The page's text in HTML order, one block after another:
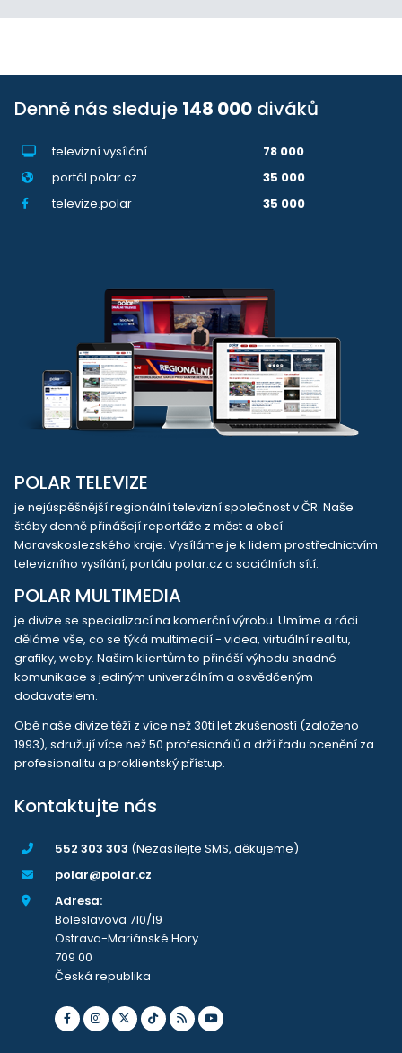
Denně nás sleduje 148 000 diváků
televizní vysílání
78 000
portál polar.cz
35 000
televize.polar
35 000
POLAR TELEVIZE
je nejúspěšnější regionální televizní společnost v ČR. Naše
štáby denně přinášejí reportáže z měst a obcí
Moravskoslezského kraje. Vysíláme je k lidem prostřednictvím
televizního vysílání, portálu polar.cz a sociálních sítí.
POLAR MULTIMEDIA
je divize se specializací na komerční výrobu. Umíme a rádi
děláme vše, co se týká multimedií - videa, virtuální realitu,
grafiky, weby. Našim klientům to přináší výhodu snadné
komunikace s jediným univerzálním a osvědčeným
dodavatelem.
Obě naše divize těží z více než 30ti let zkušeností (založeno
1993), sdružují více než 50 profesionálů a drží řadu ocenění za
profesionalitu a proklientský přístup.
Kontaktujte nás
552 303 303 (Nezasílejte SMS, děkujeme)
polar@polar.cz
Adresa:
Boleslavova 710/19
Ostrava-Mariánské Hory
709 00
Česká republika